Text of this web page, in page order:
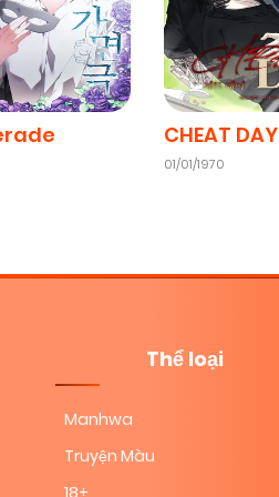
(VIP) 09/02/2026
(VIP) 09/02/2026
09/02/2026
09/02/2026
CHEAT DAY
01/01/1970
Thể loại
Manhwa
Truyện Màu